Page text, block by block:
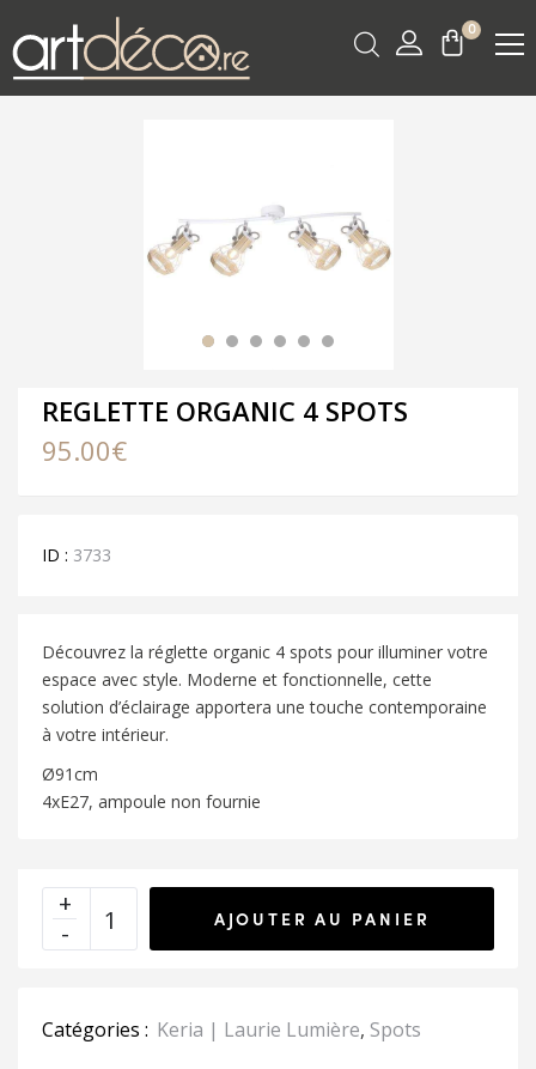
0
REGLETTE ORGANIC 4 SPOTS
95.00€
ID : 3733
Découvrez la réglette organic 4 spots pour illuminer votre
espace avec style. Moderne et fonctionnelle, cette
solution d’éclairage apportera une touche contemporaine
à votre intérieur.
Ø91cm
4xE27, ampoule non fournie
AJOUTER AU PANIER
Catégories : Keria | Laurie Lumière, Spots